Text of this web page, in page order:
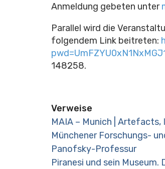
Anmeldung gebeten unter
Parallel wird die
folgendem Link beitreten:
148258.
Verweise
MAIA – Munich | Artefacts,
Münchener Forschungs-
Panofsky-Professur
Piranesi und sein